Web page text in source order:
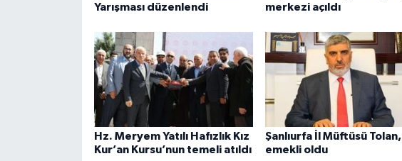
Yarışması düzenlendi
merkezi açıldı
Hz. Meryem Yatılı Hafızlık Kız
Kur’an Kursu’nun temeli atıldı
Şanlıurfa İl Müftüsü Tolan,
emekli oldu
Karaman Müftülüğü
Kars Müftülüğü
Kastamonu Müftülüğü
Kayseri Müftülüğü
Kilis Müftülüğü